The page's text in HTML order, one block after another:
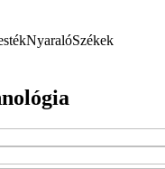
NyaralóSzékek